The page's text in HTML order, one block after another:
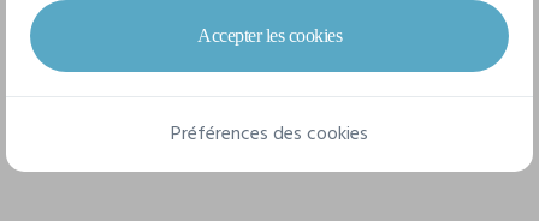
XS S M L XL XXL
Accepter les cookies
Préférences des cookies